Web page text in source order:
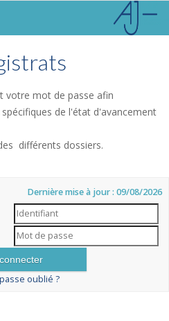
votre mot de passe afin
de l'état d'avancement
différents dossiers.
Dernière mise à jour : 09/08/2026
oublié ?